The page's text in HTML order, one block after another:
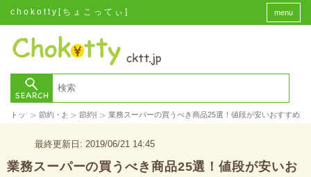
chokotty[ちょこってぃ] menu
トップ> 節約・お金
> 節約術> 業務スーパーの買うべき商品25選！値段が安いおすすめ冷
最終更新日: 2019/06/21 14:45
業務スーパーの買うべき商品25選！値段が安いお